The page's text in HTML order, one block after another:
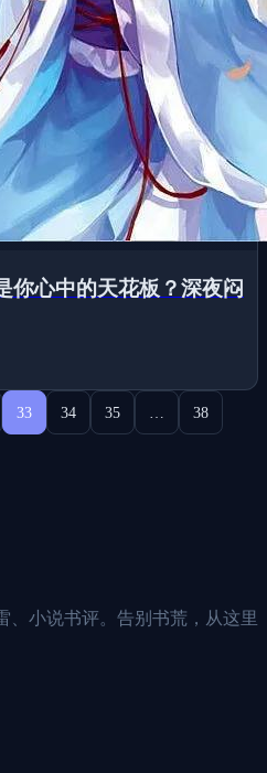
你心中的天花板？深夜闷
33 34 35 38
、小说书评。告别书荒，从这里